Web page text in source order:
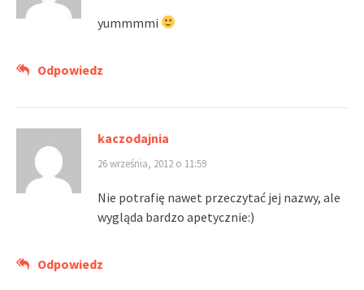
yummmmi
Odpowiedz
kaczodajnia
26 września, 2012 o 11:59
Nie potrafię nawet przeczytać jej nazwy, ale
wygląda bardzo apetycznie:)
Odpowiedz